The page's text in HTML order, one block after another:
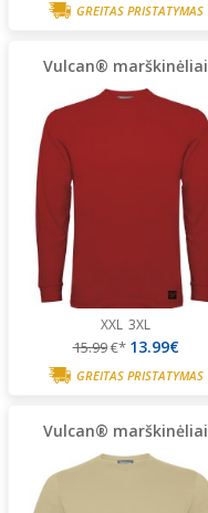
GREITAS PRISTATYMAS
Vulcan® marškinėliai
XXL 3XL
15.99€* 13.99€
GREITAS PRISTATYMAS
Vulcan® marškinėliai